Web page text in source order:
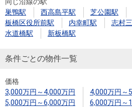
巣鴨駅
西高島平駅 芝公園駅
板橋区役所前駅
内幸町駅 志村
水道橋駅
新板橋駅
条件ごとの物件一覧
価格
3,000万円～4,000万円
4,000万円～
5,000万円～6,000万円
6,000万円～